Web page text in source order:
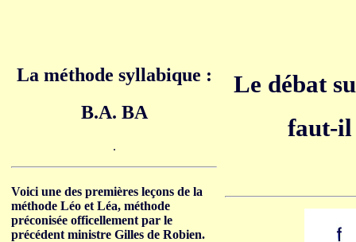
La méthode syllabique :
B.A. BA
.
Voici une des premières leçons de la
méthode Léo et Léa, méthode
préconisée officellement par le
précédent ministre Gilles de Robien.
Le débat
faut-il